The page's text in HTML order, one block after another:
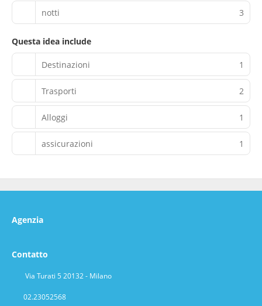
notti 3
Questa idea include
Destinazioni 1
Trasporti 2
Alloggi 1
assicurazioni 1
Agenzia
Contatto
Via Turati 5 20132 - Milano
02.23052568